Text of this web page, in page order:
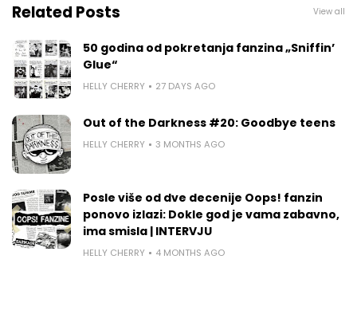
Related Posts View all
50 godina od pokretanja fanzina „Sniffin’
Glue“
HELLY CHERRY 27 DAYS AGO
Out of the Darkness #20: Goodbye teens
HELLY CHERRY 3 MONTHS AGO
Posle više od dve decenije Oops! fanzin
ponovo izlazi: Dokle god je vama zabavno,
ima smisla | INTERVJU
HELLY CHERRY 4 MONTHS AGO